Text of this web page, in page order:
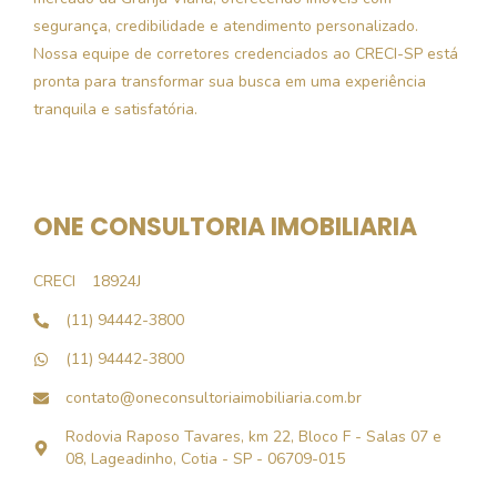
segurança, credibilidade e atendimento personalizado.
Nossa equipe de corretores credenciados ao CRECI-SP está
pronta para transformar sua busca em uma experiência
tranquila e satisfatória.
ONE CONSULTORIA IMOBILIARIA
CRECI
18924J
(11) 94442-3800
(11) 94442-3800
contato@oneconsultoriaimobiliaria.com.br
Rodovia Raposo Tavares, km 22, Bloco F - Salas 07 e
08, Lageadinho, Cotia - SP - 06709-015